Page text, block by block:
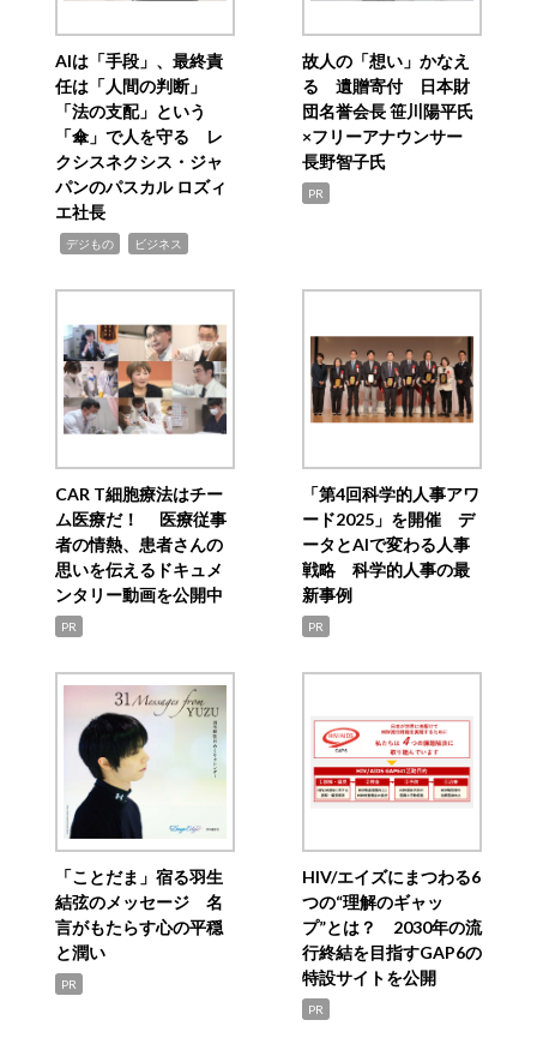
AIは「手段」、最終責
任は「人間の判断」
「法の支配」という
「傘」で人を守る レ
クシスネクシス・ジャ
パンのパスカル ロズィ
エ社長
デジもの ビジネス
故人の「想い」かなえ
る 遺贈寄付 日本財
団名誉会長 笹川陽平氏
×フリーアナウンサー
長野智子氏
PR
CAR T細胞療法はチー
ム医療だ！ 医療従事
者の情熱、患者さんの
思いを伝えるドキュメ
ンタリー動画を公開中
PR
「第4回科学的人事アワ
ード2025」を開催 デ
ータとAIで変わる人事
戦略 科学的人事の最
新事例
PR
「ことだま」宿る羽生
結弦のメッセージ 名
言がもたらす心の平穏
と潤い
PR
HIV/エイズにまつわる6
つの“理解のギャッ
プ”とは？ 2030年の流
行終結を目指すGAP6の
特設サイトを公開
PR